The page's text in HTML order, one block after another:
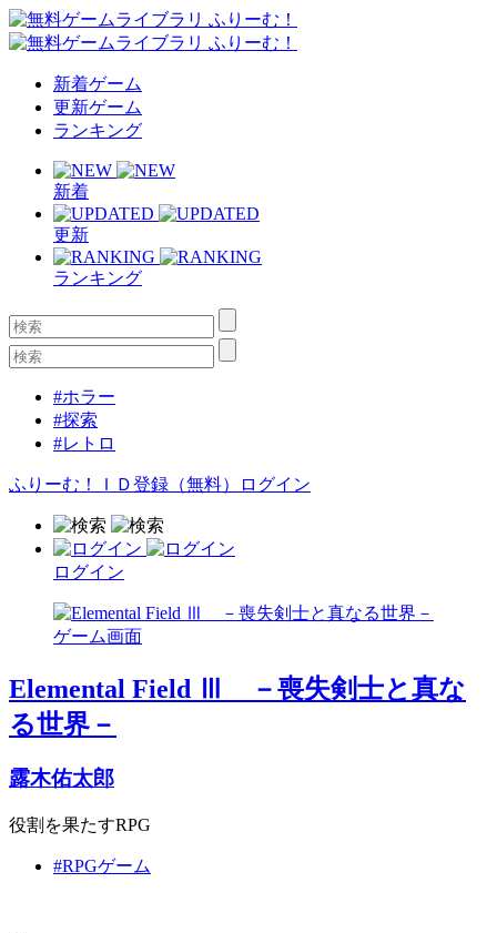
新着ゲーム
更新ゲーム
ランキング
新着
更新
ランキング
#ホラー
#探索
#レトロ
ふりーむ！ＩＤ登録（無料） ログイン
ログイン
Elemental Field Ⅲ －喪失剣士と真な
る世界－
露木佑太郎
役割を果たすRPG
#RPGゲーム